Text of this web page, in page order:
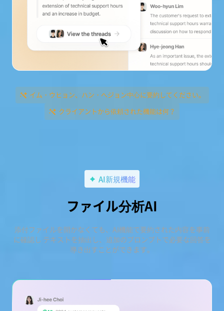
イム・ウヒョン、ハン・へジョン中心に要約してください。
クライアントから依頼された機能は何？
AI新規機能
ファイル分析AI
添付ファイルを開かなくても、AI機能で要約された内容を事前
に確認し テキストを抽出し、追加のプロンプトで必要な回答を
導き出すことができます。